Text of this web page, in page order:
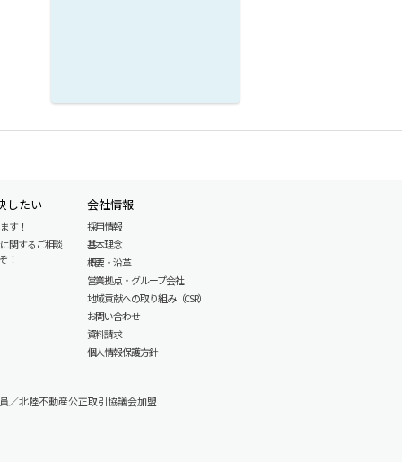
したい
す！
関するご相談
！
会社情報
採用情報
基本理念
概要・沿革
営業拠点・グループ会社
地域貢献への取り組み（CSR）
お問い合わせ
資料請求
個人情報保護方針
／北陸不動産公正取引協議会加盟